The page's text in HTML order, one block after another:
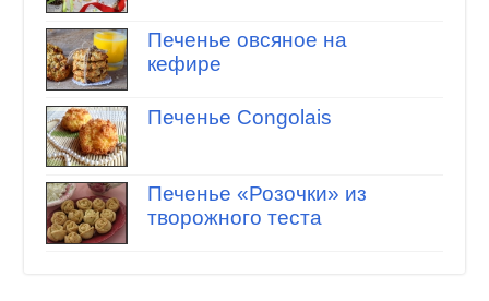
Печенье овсяное на
кефире
Печенье Congolais
Печенье «Розочки» из
творожного теста